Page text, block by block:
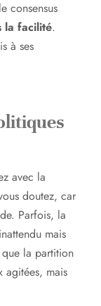
consensus
la facilité.
à ses
avec la
doutez, car
Parfois, la
mais
la partition
agitées, mais